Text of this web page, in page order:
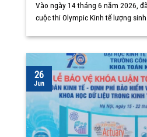
Vào ngày 14 tháng 6 năm 2026,
cuộc thi Olympic Kinh tế lượng sinh
26
Jun